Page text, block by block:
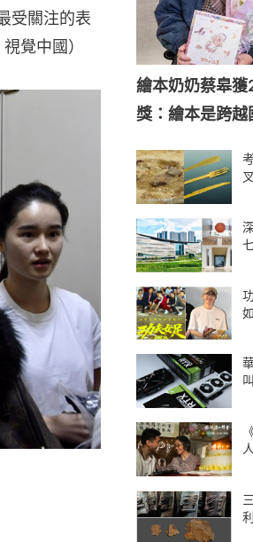
受關注的表
覺中國）
繪本奶奶蔡皋
獎：繪本是跨越